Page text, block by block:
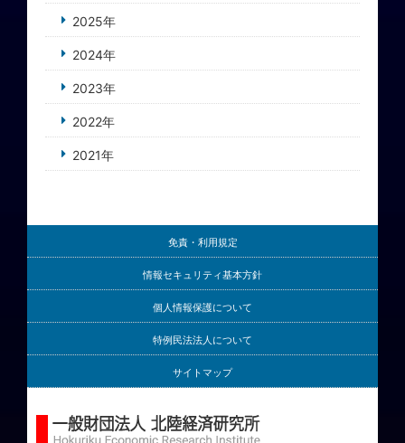
2025年
2024年
2023年
2022年
2021年
免責・利用規定
情報セキュリティ基本方針
個人情報保護について
特例民法法人について
サイトマップ